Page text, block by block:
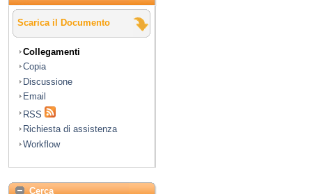
Scarica il Documento
Collegamenti
Copia
Discussione
Email
RSS
Richiesta di assistenza
Workflow
Cerca